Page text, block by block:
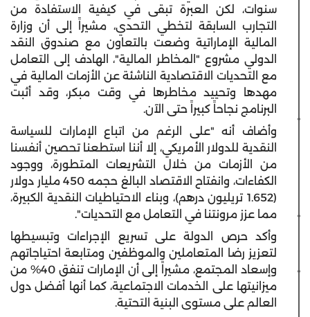
سنوات، لكن العبرة تبقى في كيفية الاستفادة من
التجارب السابقة لتخطي التحدي، مشيراً إلى أن وزارة
المالية الإماراتية وضعت بالتعاون مع صندوق النقد
الدولي مشروع "المخاطر المالية"، الهادف إلى التعامل
مع التحديات الاقتصادية الناشئة عن الأزمات المالية في
مهدها وتحييد مخاطرها في وقت مبكر، وقد أثبت
البرنامج نجاحاً كبيراً حتى الآن.
وأضاف أنه "على الرغم من اتباع الإمارات للسياسة
النقدية للدولار الأمريكي، إلا أننا استطعنا تحصين أنفسنا
من الأزمات من خلال التشريعات المتطورة، ووجود
الكفاءات، وانفتاح الاقتصاد البالغ حجمه 450 مليار دولار
(1.652 تريليون درهم)، وبناء الاحتياطيات النقدية الكبيرة،
مما عزز مرونتنا في التعامل مع التحديات".
وأكد حرص الدولة على تسريع الإجراءات وتبسيطها
لتعزيز رضا المتعاملين والموظفين ومتابعة احتياجاتهم
وإسعاد المجتمع، مشيراً إلى أن الإمارات تنفق 40% من
ميزانيتها على الخدمات الاجتماعية، كما أنها أفضل دول
العالم على مستوى البنية التحتية.